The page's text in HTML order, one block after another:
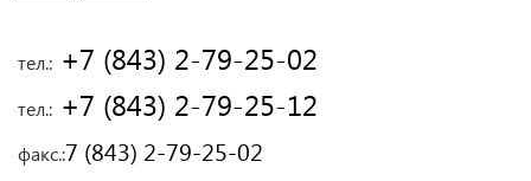
тел.: +7 (843) 2-79-25-02
тел.: +7 (843) 2-79-25-12
факс.:7 (843) 2-79-25-02